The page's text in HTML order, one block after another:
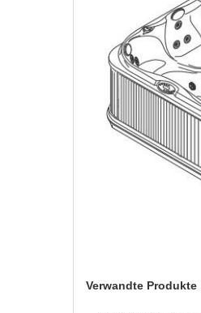
Verwandte Produkte